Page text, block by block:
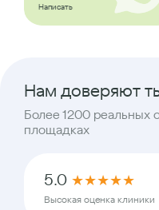
Написать
Нам доверяют
Более 1200 реальных
площадках
5.0 ★★★★★
Высокая оценка клиники